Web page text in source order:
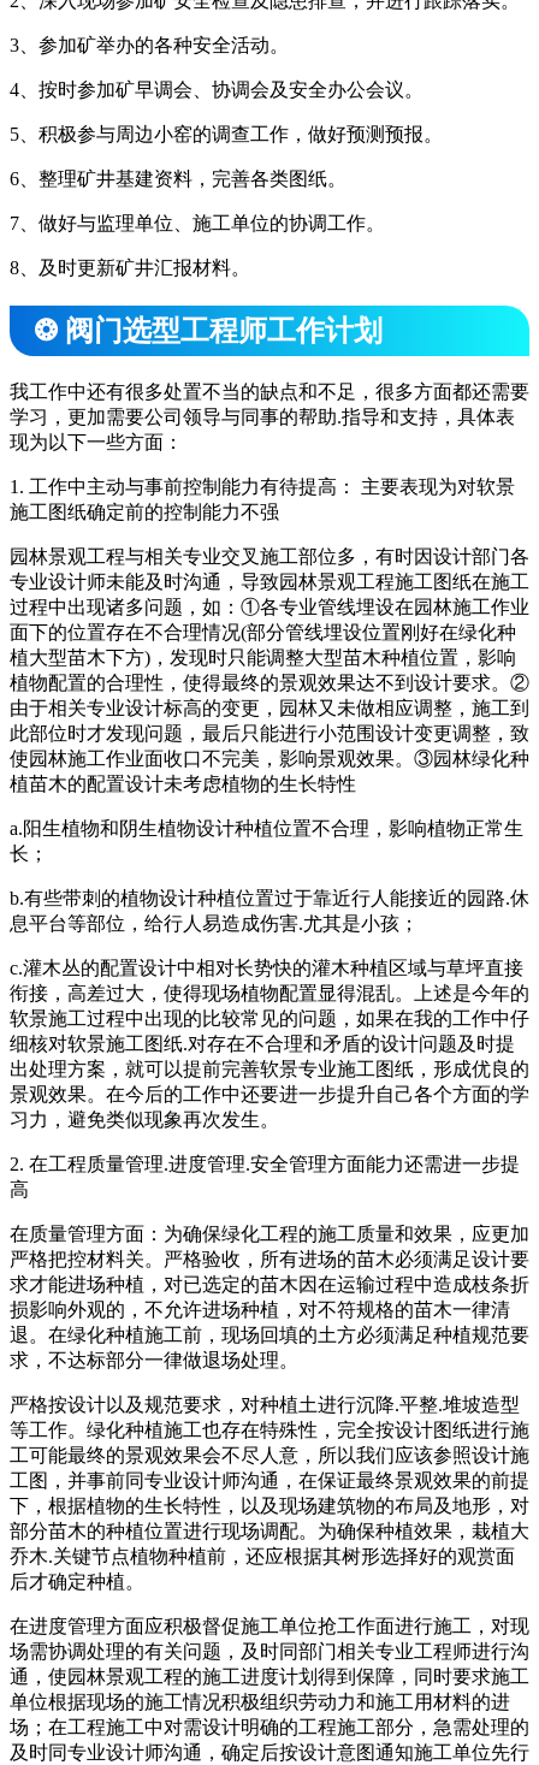
3、参加矿举办的各种安全活动。
4、按时参加矿早调会、协调会及安全办公会议。
5、积极参与周边小窑的调查工作，做好预测预报。
6、整理矿井基建资料，完善各类图纸。
7、做好与监理单位、施工单位的协调工作。
8、及时更新矿井汇报材料。
❂ 阀门选型工程师工作计划
我工作中还有很多处置不当的缺点和不足，很多方面都还需要
学习，更加需要公司领导与同事的帮助.指导和支持，具体表
现为以下一些方面：
1. 工作中主动与事前控制能力有待提高： 主要表现为对软景
施工图纸确定前的控制能力不强
园林景观工程与相关专业交叉施工部位多，有时因设计部门各
专业设计师未能及时沟通，导致园林景观工程施工图纸在施工
过程中出现诸多问题，如：①各专业管线埋设在园林施工作业
面下的位置存在不合理情况(部分管线埋设位置刚好在绿化种
植大型苗木下方)，发现时只能调整大型苗木种植位置，影响
植物配置的合理性，使得最终的景观效果达不到设计要求。②
由于相关专业设计标高的变更，园林又未做相应调整，施工到
此部位时才发现问题，最后只能进行小范围设计变更调整，致
使园林施工作业面收口不完美，影响景观效果。③园林绿化种
植苗木的配置设计未考虑植物的生长特性
a.阳生植物和阴生植物设计种植位置不合理，影响植物正常生
长；
b.有些带刺的植物设计种植位置过于靠近行人能接近的园路.休
息平台等部位，给行人易造成伤害.尤其是小孩；
c.灌木丛的配置设计中相对长势快的灌木种植区域与草坪直接
衔接，高差过大，使得现场植物配置显得混乱。上述是今年的
软景施工过程中出现的比较常见的问题，如果在我的工作中仔
细核对软景施工图纸.对存在不合理和矛盾的设计问题及时提
出处理方案，就可以提前完善软景专业施工图纸，形成优良的
景观效果。在今后的工作中还要进一步提升自己各个方面的学
习力，避免类似现象再次发生。
2. 在工程质量管理.进度管理.安全管理方面能力还需进一步提
高
在质量管理方面：为确保绿化工程的施工质量和效果，应更加
严格把控材料关。严格验收，所有进场的苗木必须满足设计要
求才能进场种植，对已选定的苗木因在运输过程中造成枝条折
损影响外观的，不允许进场种植，对不符规格的苗木一律清
退。在绿化种植施工前，现场回填的土方必须满足种植规范要
求，不达标部分一律做退场处理。
严格按设计以及规范要求，对种植土进行沉降.平整.堆坡造型
等工作。绿化种植施工也存在特殊性，完全按设计图纸进行施
工可能最终的景观效果会不尽人意，所以我们应该参照设计施
工图，并事前同专业设计师沟通，在保证最终景观效果的前提
下，根据植物的生长特性，以及现场建筑物的布局及地形，对
部分苗木的种植位置进行现场调配。为确保种植效果，栽植大
乔木.关键节点植物种植前，还应根据其树形选择好的观赏面
后才确定种植。
在进度管理方面应积极督促施工单位抢工作面进行施工，对现
场需协调处理的有关问题，及时同部门相关专业工程师进行沟
通，使园林景观工程的施工进度计划得到保障，同时要求施工
单位根据现场的施工情况积极组织劳动力和施工用材料的进
场；在工程施工中对需设计明确的工程施工部分，急需处理的
及时同专业设计师沟通，确定后按设计意图通知施工单位先行